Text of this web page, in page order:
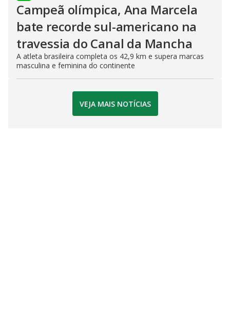
Campeã olímpica, Ana Marcela
bate recorde sul-americano na
travessia do Canal da Mancha
A atleta brasileira completa os 42,9 km e supera marcas
masculina e feminina do continente
VEJA MAIS NOTÍCIAS